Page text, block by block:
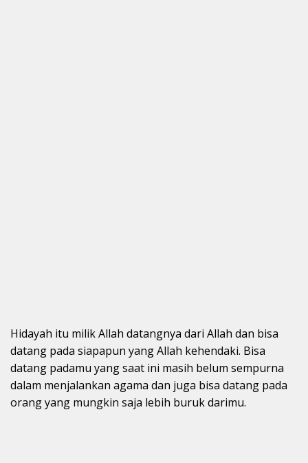
Hidayah itu milik Allah datangnya dari Allah dan bisa
datang pada siapapun yang Allah kehendaki. Bisa
datang padamu yang saat ini masih belum sempurna
dalam menjalankan agama dan juga bisa datang pada
orang yang mungkin saja lebih buruk darimu.